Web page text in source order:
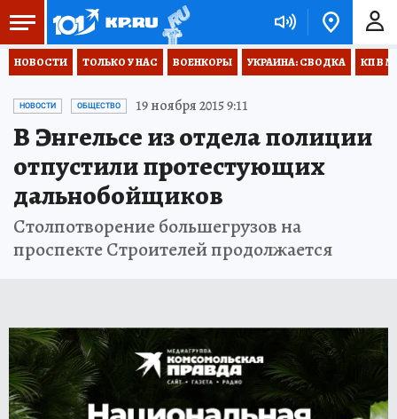
НОВОСТИ ТОЛЬКО У НАС ВОЕНКОРЫ УКРАИНА: СВОДКА КП В
НОВОСТИ ОБЩЕСТВО 19 ноября 2015 9:11
В Энгельсе из отдела полиции
отпустили протестующих
дальнобойщиков
Столпотворение большегрузов на
проспекте Строителей продолжается